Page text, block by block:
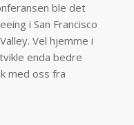
ble det
i San Francisco
Vel hjemme i
enda bedre
med oss fra